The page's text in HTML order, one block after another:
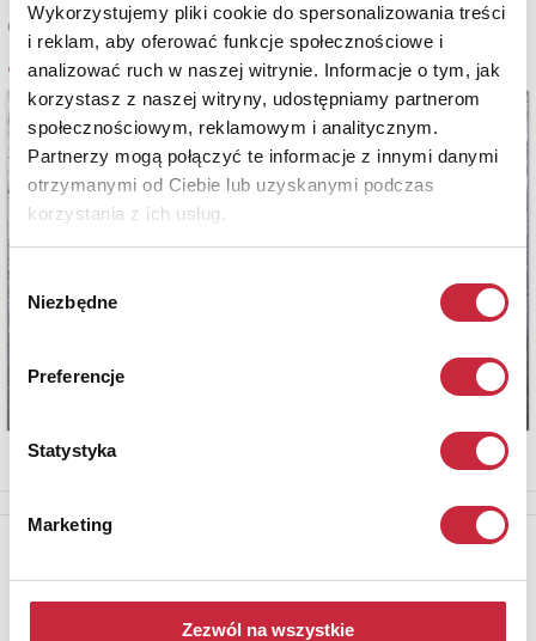
Wykorzystujemy pliki cookie do spersonalizowania treści
i reklam, aby oferować funkcje społecznościowe i
analizować ruch w naszej witrynie. Informacje o tym, jak
korzystasz z naszej witryny, udostępniamy partnerom
społecznościowym, reklamowym i analitycznym.
Partnerzy mogą połączyć te informacje z innymi danymi
otrzymanymi od Ciebie lub uzyskanymi podczas
korzystania z ich usług.
Wybór
zgody
Niezbędne
Preferencje
Statystyka
Marketing
Zezwól na wszystkie
Cena sprzedaży
4 300 zł
Aby otrzymywać informacje o nowych aukcjach, prosimy podać